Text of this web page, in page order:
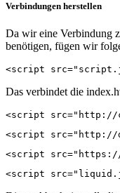
Verbindungen herstellen
Da wir eine Verbindung
benötigen, fügen wir
<script
Das verbindet die
<script src="http://
<script src="https://
<script